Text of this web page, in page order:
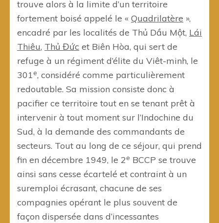
trouve alors à la limite d’un territoire
fortement boisé appelé le « Quadrilatère »,
encadré par les localités de Thủ Dầu Một, Lái
Thiêu, Thủ Đức et Biên Hòa, qui sert de
refuge à un régiment d’élite du Viêt-minh, le
301e, considéré comme particulièrement
redoutable. Sa mission consiste donc à
pacifier ce territoire tout en se tenant prêt à
intervenir à tout moment sur l’Indochine du
Sud, à la demande des commandants de
secteurs. Tout au long de ce séjour, qui prend
fin en décembre 1949, le 2e BCCP se trouve
ainsi sans cesse écartelé et contraint à un
suremploi écrasant, chacune de ses
compagnies opérant le plus souvent de
façon dispersée dans d’incessantes